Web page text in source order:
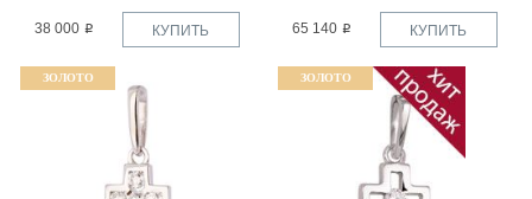
38 000 КУПИТЬ 65 140 КУПИТЬ
ЗОЛОТО ЗОЛОТО